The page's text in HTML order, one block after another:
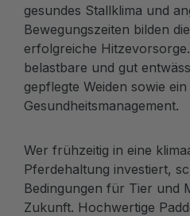
gesundes Stallklima und
Bewegungszeiten bilden
erfolgreiche
belastbare und gut
gepflegte Weiden sowie
Gesundheitsmanagement.
Wer frühzeitig in eine
Pferdehaltung investiert,
Bedingungen für Tier und
Zukunft. Hochwertige